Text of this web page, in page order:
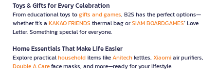
Toys & Gifts for Every Celebration
From educational toys togifts and games, B2S has the perfect options—
whether it’s a KAKAO FRIENDS thermal bag orSIAM BOARDGAMES’ Love
Letter. Something special for everyone.
Home Essentials That Make Life Easier
Explore practicalhouseholditems likeAnitechkettles, Xiaomiair purifiers,
Double A Careface masks, and more—ready for your lifestyle.